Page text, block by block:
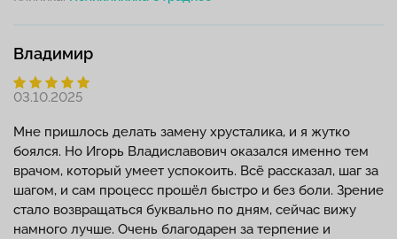
Владимир
03.10.2025
Мне пришлось делать замену хрусталика, и я жутко
боялся. Но Игорь Владиславович оказался именно тем
врачом, который умеет успокоить. Всё рассказал, шаг за
шагом, и сам процесс прошёл быстро и без боли. Зрение
стало возвращаться буквально по дням, сейчас вижу
намного лучше. Очень благодарен за терпение и